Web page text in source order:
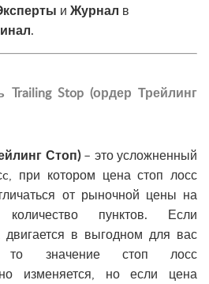
и Журнал в
.
Trailing Stop (ордер Трейлинг
Стоп) – это усложненный
при котором цена стоп лосс
от рыночной цены на
количество пунктов. Если
в выгодном для вас
то значение стоп лосс
изменяется, но если цена